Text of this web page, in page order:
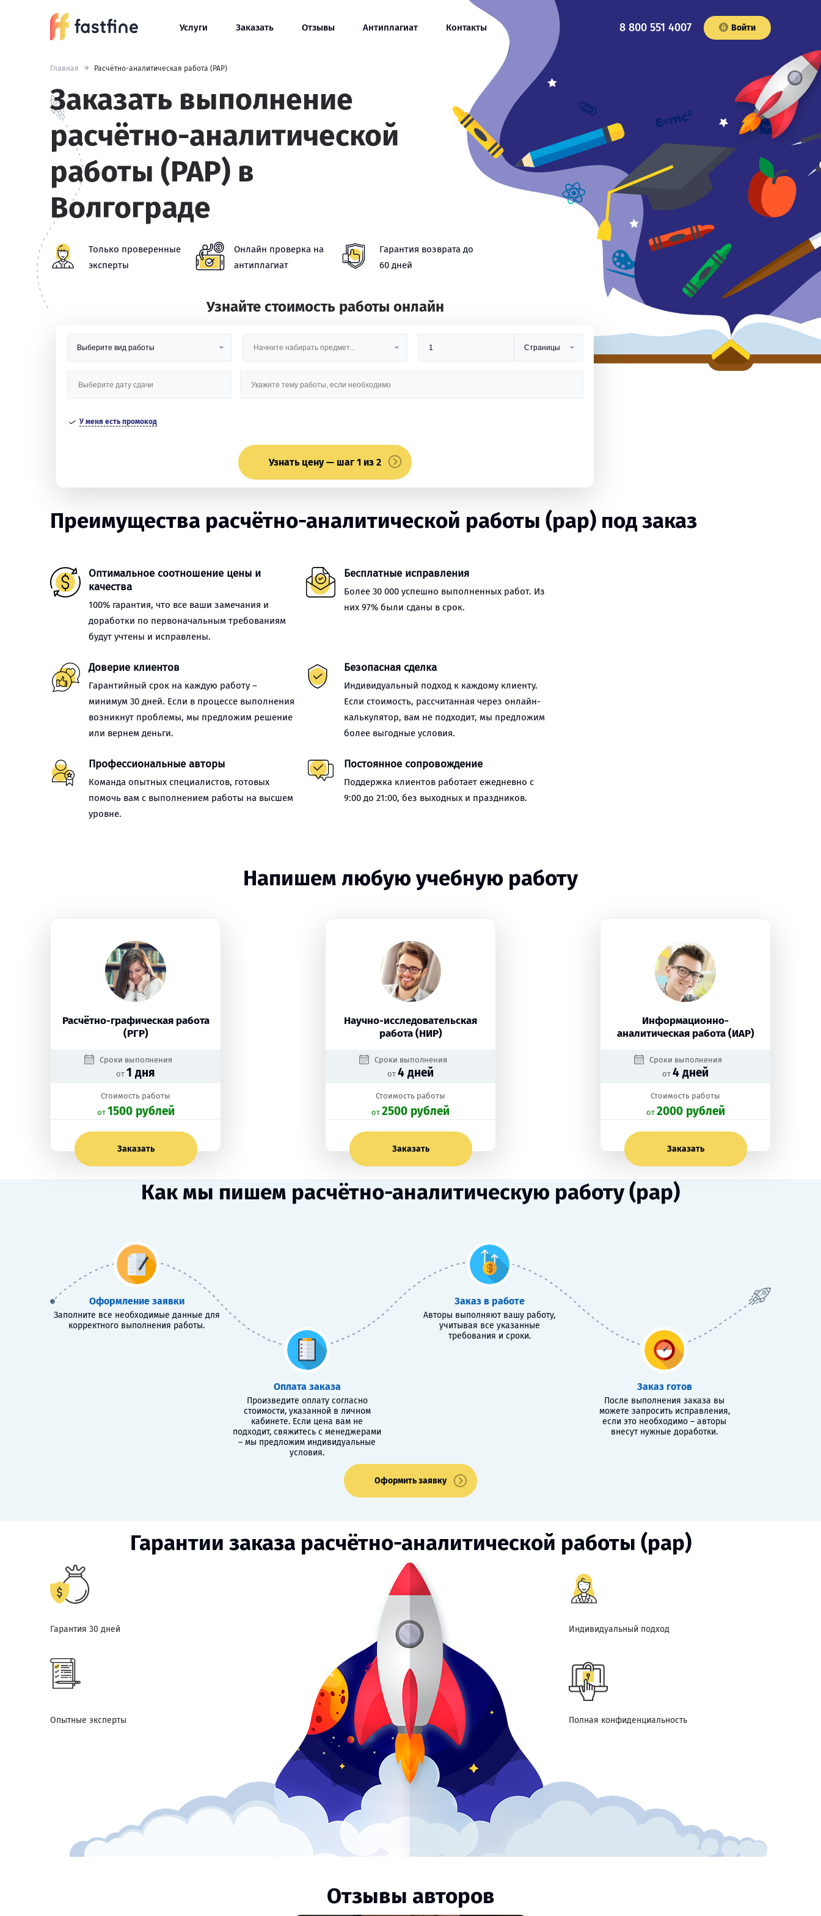
Услуги Заказать Отзывы Антиплагиат Контакты 8 800 551 4007 Войти
Главная Расчётно-аналитическая работа (РАР)
Заказать выполнение
расчётно-аналитической
работы (РАР) в
Волгограде
Только проверенные
эксперты
Онлайн проверка на
антиплагиат
Гарантия возврата до
60 дней
Узнайте стоимость работы онлайн
У меня есть промокод
Узнать цену — шаг 1 из 2
Преимущества расчётно-аналитической работы (рар) под заказ
Оптимальное соотношение цены и
качества
100% гарантия, что все ваши замечания и
доработки по первоначальным требованиям
будут учтены и исправлены.
Бесплатные исправления
Более 30 000 успешно выполненных работ. Из
них 97% были сданы в срок.
Доверие клиентов
Гарантийный срок на каждую работу –
минимум 30 дней. Если в процессе выполнения
возникнут проблемы, мы предложим решение
или вернем деньги.
Безопасная сделка
Индивидуальный подход к каждому клиенту.
Если стоимость, рассчитанная через онлайн-
калькулятор, вам не подходит, мы предложим
более выгодные условия.
Профессиональные авторы
Команда опытных специалистов, готовых
помочь вам с выполнением работы на высшем
уровне.
Постоянное сопровождение
Поддержка клиентов работает ежедневно с
9:00 до 21:00, без выходных и праздников.
Напишем любую учебную работу
Расчётно-графическая работа
(РГР)
Сроки выполнения
от 1 дня
Стоимость работы
oт 1500 рублей
Заказать
Научно-исследовательская
работа (НИР)
Сроки выполнения
от 4 дней
Стоимость работы
oт 2500 рублей
Заказать
Информационно-
аналитическая работа (ИАР)
Сроки выполнения
от 4 дней
Стоимость работы
oт 2000 рублей
Заказать
Как мы пишем расчётно-аналитическую работу (рар)
Оформление заявки
Заполните все необходимые данные для
корректного выполнения работы.
Оплата заказа
Произведите оплату согласно
стоимости, указанной в личном
кабинете. Если цена вам не
подходит, свяжитесь с менеджерами
– мы предложим индивидуальные
условия.
Заказ в работе
Авторы выполняют вашу работу,
учитывая все указанные
требования и сроки.
Заказ готов
После выполнения заказа вы
можете запросить исправления,
если это необходимо – авторы
внесут нужные доработки.
Оформить заявку
Гарантии заказа расчётно-аналитической работы (рар)
Гарантия 30 дней Индивидуальный подход
Опытные эксперты Полная конфиденциальность
Отзывы авторов